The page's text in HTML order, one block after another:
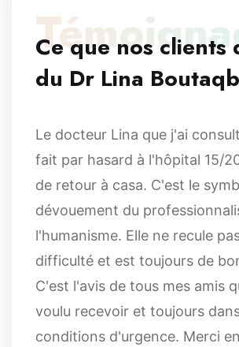
Ce que nos clients
du Dr Lina
Le docteur Lina que j'ai
fait par hasard à l'hôpital 15/
de retour à casa. C'est le
dévouement du
l'humanisme. Elle ne recule
difficulté et est toujours de
C'est l'avis de tous mes amis
voulu recevoir et toujours
conditions d'urgence. Merci